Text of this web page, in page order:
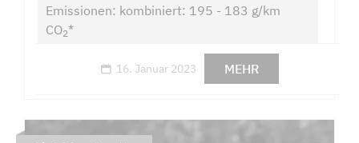
Emissionen: kombiniert: 195 - 183 g/km
CO2*
16. Januar 2023 MEHR